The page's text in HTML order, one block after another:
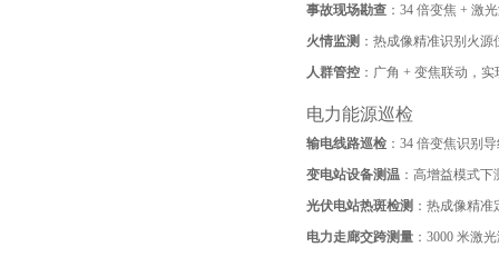
事故现场勘查 ：34 倍变焦 + 激
火情监测 ：热成像精准识别火
人群管控 ：广角 + 变焦联动，
电力能源巡检
输电线路巡检 ：34 倍变焦识别
变电站设备测温 ：高增益模式
光伏电站热斑检测 ：热成像精
电力走廊交跨测量 ：3000 米激